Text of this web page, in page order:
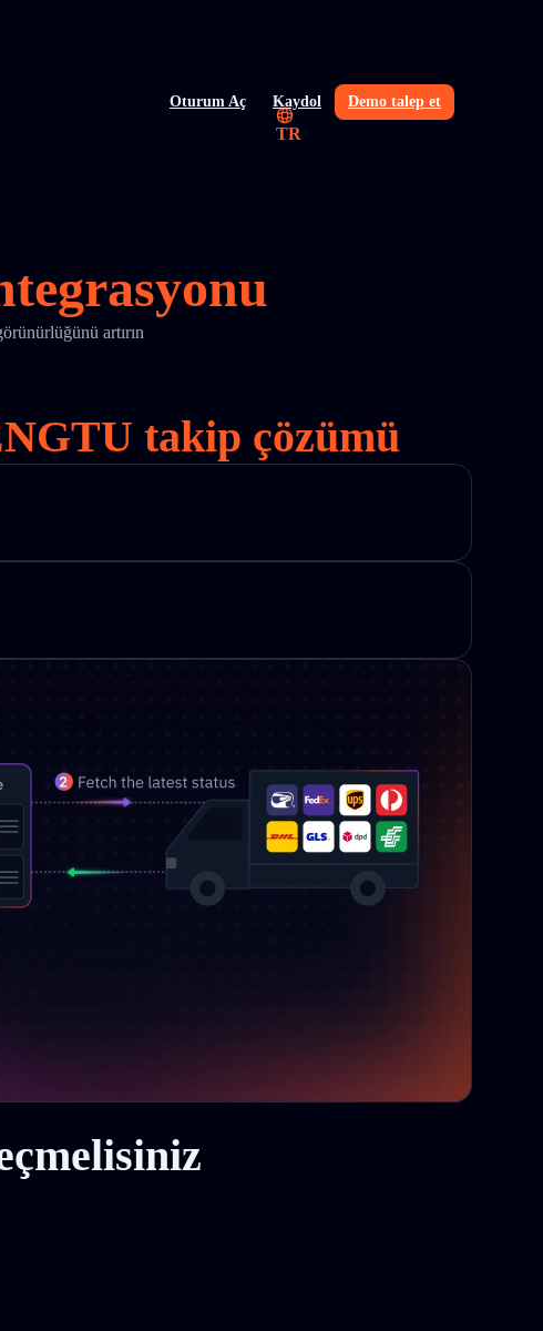
Oturum Aç Kaydol Demo talep et
TR
artırın
takip çözümü